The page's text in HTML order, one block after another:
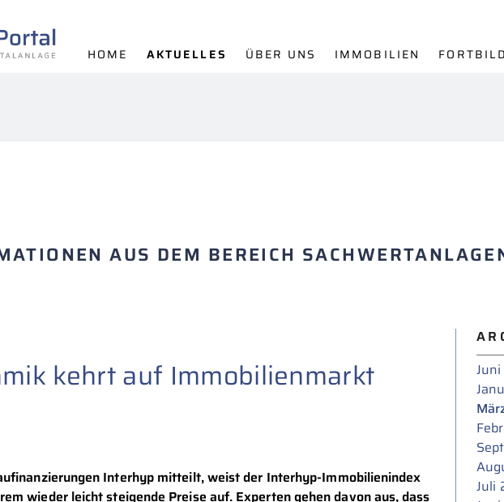
HOME AKTUELLES ÜBER UNS IMMOBILIEN
AUS DEM BEREICH
kehrt auf Immobilienmarkt
Interhyp mitteilt, weist der Interhyp-Immobilienindex
wieder leicht steigende Preise auf. Experten gehen davon aus, dass
Juli